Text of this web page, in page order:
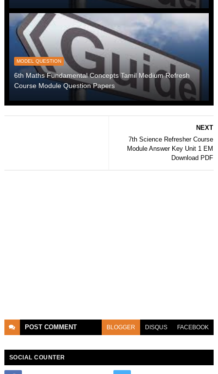
MODEL QUESTION
6th Maths Fundamental Concepts Tamil Medium Refresh
Course Module Question Papers
NEXT
7th Science Refresher Course
Module Answer Key Unit 1 EM
Download PDF
POST COMMENT BLOGGER DISQUS FACEBOOK
SOCIAL COUNTER